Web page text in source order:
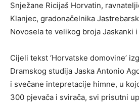
Snježane Ricijaš Horvatin,
Klanjec, gradonačelnika
Novosela te velikog broja Jaskanki i
Cijeli tekst ‘Horvatske domovine’
Dramskog studija Jaska Antonio
i svečane intepretacije himne, u
300 pjevača i svirača, svi prisutni